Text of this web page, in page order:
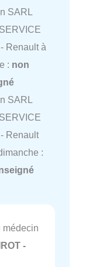
SARL
Renault à
: non
SARL
Renault
:
médecin
-